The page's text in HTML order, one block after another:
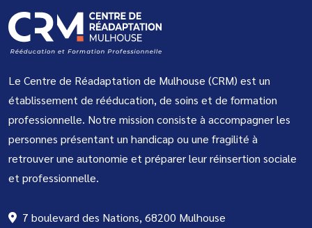
Le Centre de Réadaptation de Mulhouse (CRM) est un
établissement de rééducation, de soins et de formation
professionnelle. Notre mission consiste à accompagner les
personnes présentant un handicap ou une fragilité à
retrouver une autonomie et préparer leur réinsertion sociale
et professionnelle.
7 boulevard des Nations, 68200 Mulhouse